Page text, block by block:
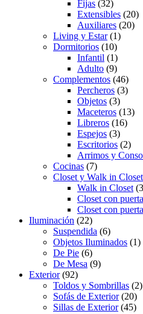
Fijas (32)
Extensibles (20)
Auxiliares (20)
Living y Estar(1)
Dormitorios (10)
Infantil (1)
Adulto (9)
Complementos (46)
Percheros (3)
Objetos (3)
Maceteros (13)
Libreros (16)
Espejos (3)
Escritorios (2)
Arrimos y
Cocinas (7)
Closet y Walk in
Walk in Closet
Closet con
Closet con
Iluminación (22)
Suspendida (6)
Objetos Iluminados (1)
De Pie (6)
De Mesa (9)
Exterior(92)
Toldos y Sombrillas (2)
Sofás de Exterior(20)
Sillas de Exterior(45)